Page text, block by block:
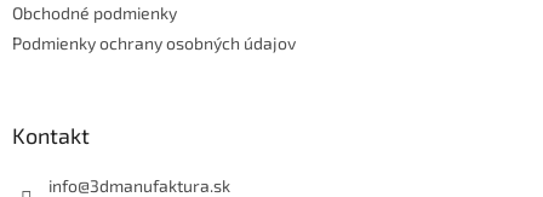
Obchodné podmienky
Podmienky ochrany osobných údajov
Kontakt
info@3dmanufaktura.sk